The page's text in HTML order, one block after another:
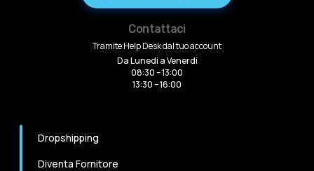
Contattaci
Tramite Help Desk dal tuo account
Da Lunedi a Venerdi
08:30 – 13:00
13:30 – 16:00
Dropshipping
Diventa Fornitore